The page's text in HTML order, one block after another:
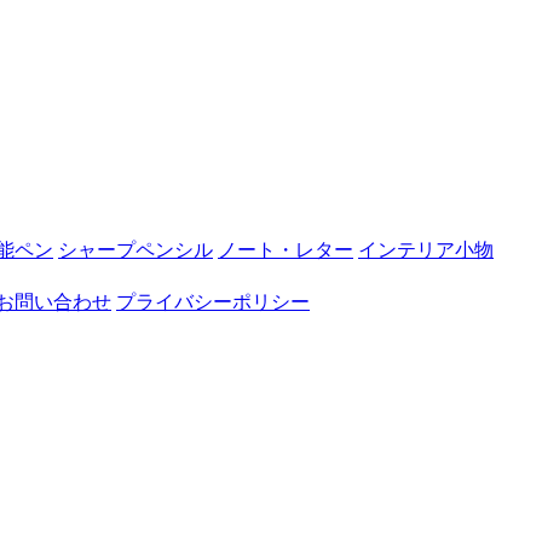
ペン シャープペンシル ノート・レター インテリア小物
問い合わせ プライバシーポリシー